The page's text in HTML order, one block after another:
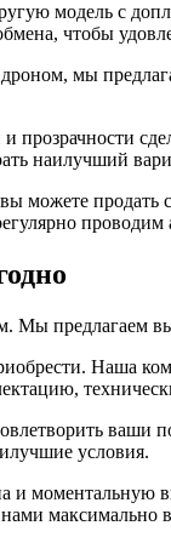
модель с
чтобы
мы
прозрачности
наилучший
можете
Мы предлагаем
Наша
ваши
условия.
моментальную
максимально